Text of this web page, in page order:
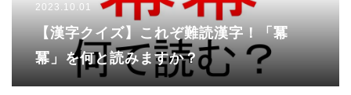
2023.10.01
【漢字クイズ】これぞ難読漢字！「冪
冪」を何と読みますか？